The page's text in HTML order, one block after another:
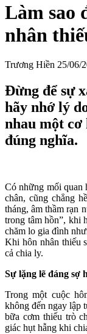
Làm sao
nhân
Trương Hiền 25/06/
Đừng để sự
hãy nhớ lý
nhau một
đúng nghĩa.
Có những mối quan
chân, cũng chẳng
tháng, âm thầm rạn
trong tâm hồn”, khi
chăm lo gia đình
Khi hôn nhân thiếu
cả chia ly.
Sự lặng lẽ đáng sợ
Trong một cuộc
không đến ngay lập
bữa cơm thiếu trò
giác hụt hẫng khi